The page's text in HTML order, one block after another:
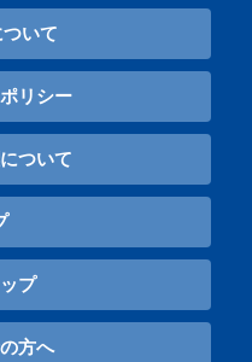
いて
リシー
ついて
プ
方へ